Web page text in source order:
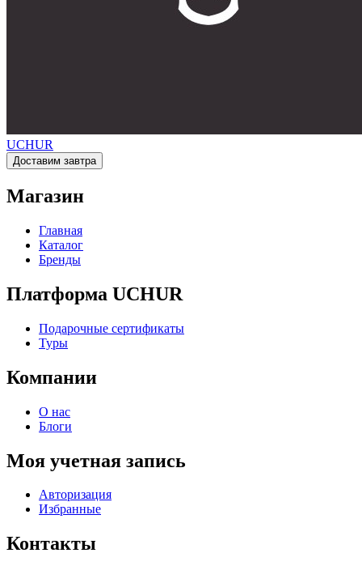
UCHUR
Доставим завтра
Магазин
Главная
Каталог
Бренды
Платформа UCHUR
Подарочные сертификаты
Туры
Компании
О нас
Блоги
Моя учетная запись
Авторизация
Избранные
Контакты